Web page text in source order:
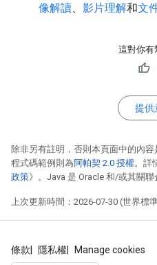
像解讀、 影片理解和文
這對你有
提供
除非另有註明，否則本頁面中的內容
程式碼範例則為阿帕契 2.0 授權。詳
政策》。Java 是 Oracle 和/或其關聯
上次更新時間：2026-07-30 (世界標準
條款 隱私權 Manage cookies